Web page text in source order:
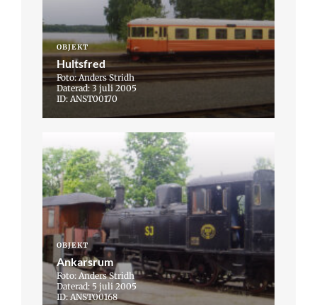
OBJEKT
Hultsfred
Foto: Anders Stridh
Daterad: 3 juli 2005
ID: ANST00170
OBJEKT
Ankarsrum
Foto: Anders Stridh
Daterad: 5 juli 2005
ID: ANST00168